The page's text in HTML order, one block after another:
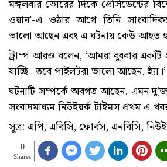
মঙ্গলবার ভোরের দিকে প্রেসিডেন্টের
ওয়ান’-এ ওঠার আগে তিনি
ভালো আছেন এবং এ ঘটনায় কেউ আহত
ট্রাম্প আরও বলেন, ‘আমরা বুধবার একটি
যাচ্ছি। তবে পাইলটরা ভালো আছেন, হ্যাঁ।’
ঘটনাটি সম্পর্কে অবগত আছেন, এমন
সংবাদমাধ্যম নিউইয়র্ক টাইমস প্রথম এ
সূত্র: এপি, এবিসি, ফোর্বস, এনবিসি,
0
Shares